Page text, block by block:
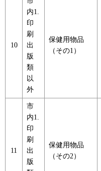
10
内1.
印
刷
出
版
類
以
外
保健用物品
（その1）
11
市
内1.
印
刷
出
版
保健用物品
（その2）